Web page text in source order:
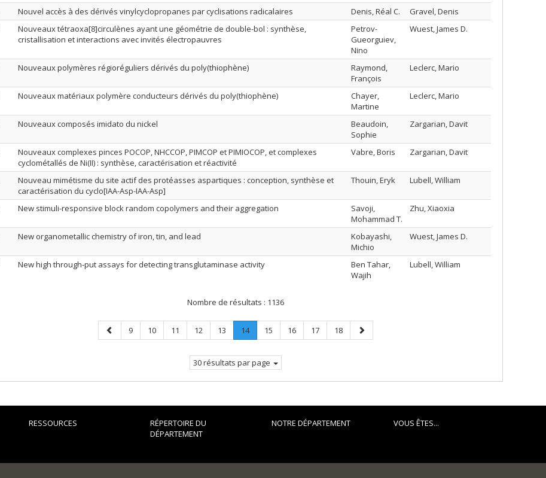
Nouvel accès à des dérivés vinylcyclopropanes par cyclisations radicalaires Denis, Réal C.
Gravel, Denis
Nouveaux tétraoxa[8]circulènes ayant une géométrie de double-bol : synthèse,
cristallisation et interactions avec invités électropauvres
Petrov-
Gueorguiev,
Nino
Wuest, James D.
Nouveaux polymères régioréguliers dérivés du poly(thiophène)
Raymond,
François
Leclerc, Mario
Nouveaux matériaux polymère conducteurs dérivés du poly(thiophène)
Chayer,
Martine
Leclerc, Mario
Nouveaux composés imidato du nickel
Beaudoin,
Sophie
Zargarian, Davit
Nouveaux complexes pinces POCOP, NHCCOP, PIMCOP et PIMIOCOP, et complexes
cyclométallés de Ni(II) : synthèse, caractérisation et réactivité
Vabre, Boris Zargarian, Davit
Nouveau mimétisme du site actif des protéasses aspartiques : conception, synthèse et
caractérisation du cyclo[IAA-Asp-IAA-Asp]
Thouin, Eryk Lubell, William
New stimuli-responsive block random copolymers and their aggregation
Savoji,
Mohammad T.
Zhu, Xiaoxia
New organometallic chemistry of iron, tin, and lead
Kobayashi,
Michio
Wuest, James D.
New high through-put assays for detecting transglutaminase activity
Ben Tahar,
Wajih
Lubell, William
Nombre de résultats : 1136
Page
précédente
Page
9 Page
10 Page
11 Page
12 Page
13 Page
14.
Page
Page
15 Page
16 Page
17 Page
18
Page
suivante
30 résultats par page
RESSOURCES
RÉPERTOIRE DU
DÉPARTEMENT
NOTRE DÉPARTEMENT VOUS ÊTES...